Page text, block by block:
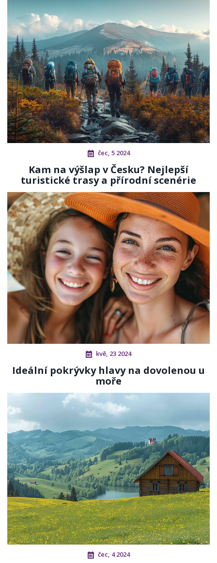
čec, 5 2024
Kam na výšlap v Česku? Nejlepší
turistické trasy a přírodní scenérie
kvě, 23 2024
Ideální pokrývky hlavy na dovolenou u
moře
čec, 4 2024